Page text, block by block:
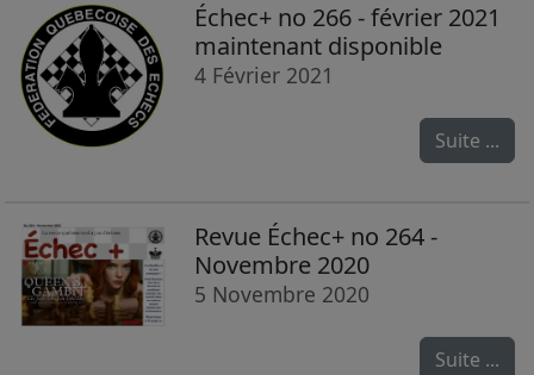
Échec+ no 266 - février 2021
maintenant disponible
4 Février 2021
Suite ...
Revue Échec+ no 264 -
Novembre 2020
5 Novembre 2020
Suite ...